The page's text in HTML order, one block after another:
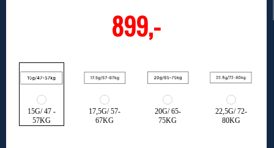
899,-
15G/ 47 -
57KG
17,5G/ 57-
67KG
20G/ 65-
75KG
22,5G/ 72-
80KG
Her finner du oss
Oslo Sportslager
Torggata 20